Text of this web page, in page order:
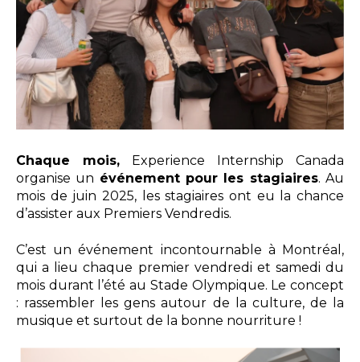
Chaque mois, Experience Internship Canada
organise un événement pour les stagiaires. Au
mois de juin 2025, les stagiaires ont eu la chance
d’assister aux Premiers Vendredis.
C’est un événement incontournable à Montréal,
qui a lieu chaque premier vendredi et samedi du
mois durant l’été au Stade Olympique. Le concept
: rassembler les gens autour de la culture, de la
musique et surtout de la bonne nourriture !